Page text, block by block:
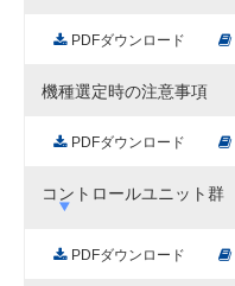
PDFダウンロード
機種選定時の注意事項
PDFダウンロード
コントロールユニット群
PDFダウンロード